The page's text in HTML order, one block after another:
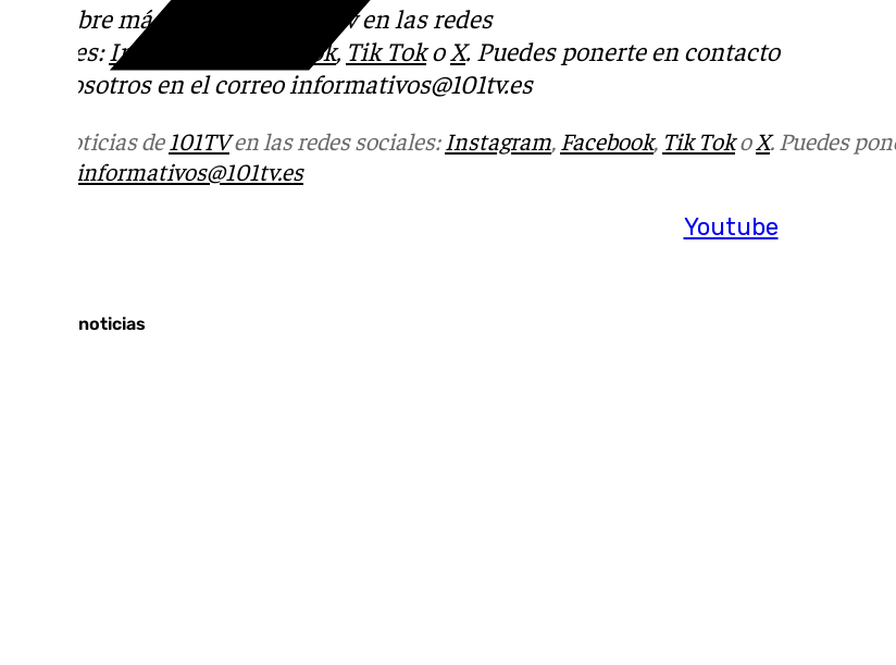
Youtube
Descubre más noticias de 101Tv en las redes
sociales:Instagram Facebook, Tik TokoX. Puedes ponerte en contacto
con nosotros en el correo informativos@101tv.es
Más noticias de101TVen las redes sociales:Instagram, Facebook, Tik TokoX. Puedes
informativos@101tv.es
Últimas noticias